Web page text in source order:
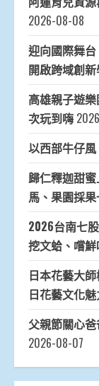
2026-08-08
迎向國際舞
開啟跨域創
高雄親子遊
次玩到嗨
以西部牛仔
歸仁釋迦甜
馬、果園採
2026台南七
挖文蛤、嚐
日本花藝大
日花藝文化
父親節關心
2026-08-07